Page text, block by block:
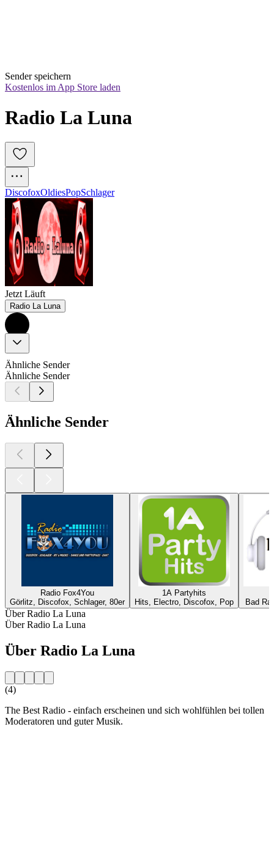
Sender speichern
Kostenlos im App Store laden
Radio La Luna
DiscofoxOldiesPopSchlager
Jetzt Läuft
Radio La Luna
Ähnliche Sender
Ähnliche Sender
Ähnliche Sender
Radio Fox4You
Görlitz, Discofox, Schlager, 80er
1A Partyhits
Hits, Electro, Discofox, Pop
Bad
Über Radio La Luna
Über Radio La Luna
Über Radio La Luna
(4)
The Best Radio - einfach erscheinen und sich wohlfühlen bei tollen
Moderatoren und guter Musik.